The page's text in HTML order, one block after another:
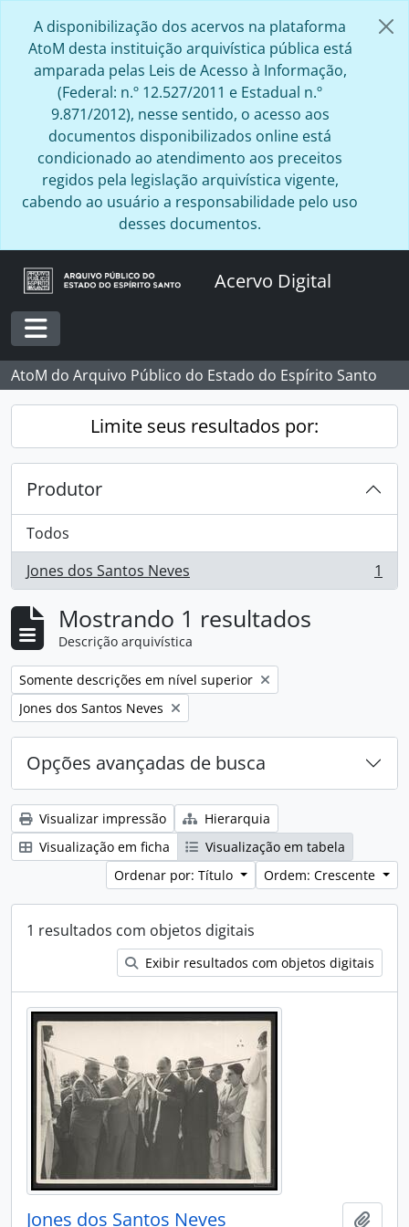
A disponibilização dos acervos na plataforma
AtoM desta instituição arquivística pública está
amparada pelas Leis de Acesso à Informação,
(Federal: n.º 12.527/2011 e Estadual n.º
9.871/2012), nesse sentido, o acesso aos
documentos disponibilizados online está
condicionado ao atendimento aos preceitos
regidos pela legislação arquivística vigente,
cabendo ao usuário a responsabilidade pelo uso
desses documentos.
Acervo Digital
Toggle navigation
AtoM do Arquivo Público do Estado do Espírito Santo
Limite seus resultados por:
Produtor
Todos
Jones dos Santos Neves
, 1 resultados 1
Mostrando 1 resultados
Descrição arquivística
Remover filtro:
Somente descrições em nível superior
Remover filtro:
Jones dos Santos Neves
Opções avançadas de busca
Visualizar impressão
Hierarquia
Visualização em ficha
Visualização em tabela
Ordenar por: Título
Ordem: Crescente
1 resultados com objetos digitais
Exibir resultados com objetos digitais
Jones dos Santos Neves